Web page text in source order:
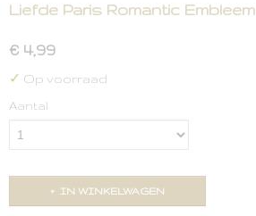
Liefde Paris Romantic Embleem
€ 4,99
✓ Op voorraad
Aantal
IN WINKELWAGEN